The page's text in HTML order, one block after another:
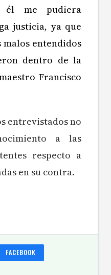
él me pudiera
justicia, ya que
entendidos
dentro de la
Francisco
entrevistados no
a las
respecto a
en su contra.
FACEBOOK